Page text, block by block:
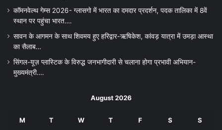
कॉमनवेल्थ गेम्स 2026- ग्लासगो में भारत का दमदार प्रदर्शन, पदक तालिका में 8वें
स्थान पर पहुंचा भारत….
सावन के आगमन के साथ शिवमय हुए हरिद्वार-ऋषिकेश, कांवड़ यात्रा में उमड़ा आस्था
का सैलाब…
सिंगल-यूज़ प्लास्टिक के विरुद्ध जनभागीदारी से चलाना होगा प्रभावी अभियान-
मुख्यमंत्री….
August 2026
M T W T F S S